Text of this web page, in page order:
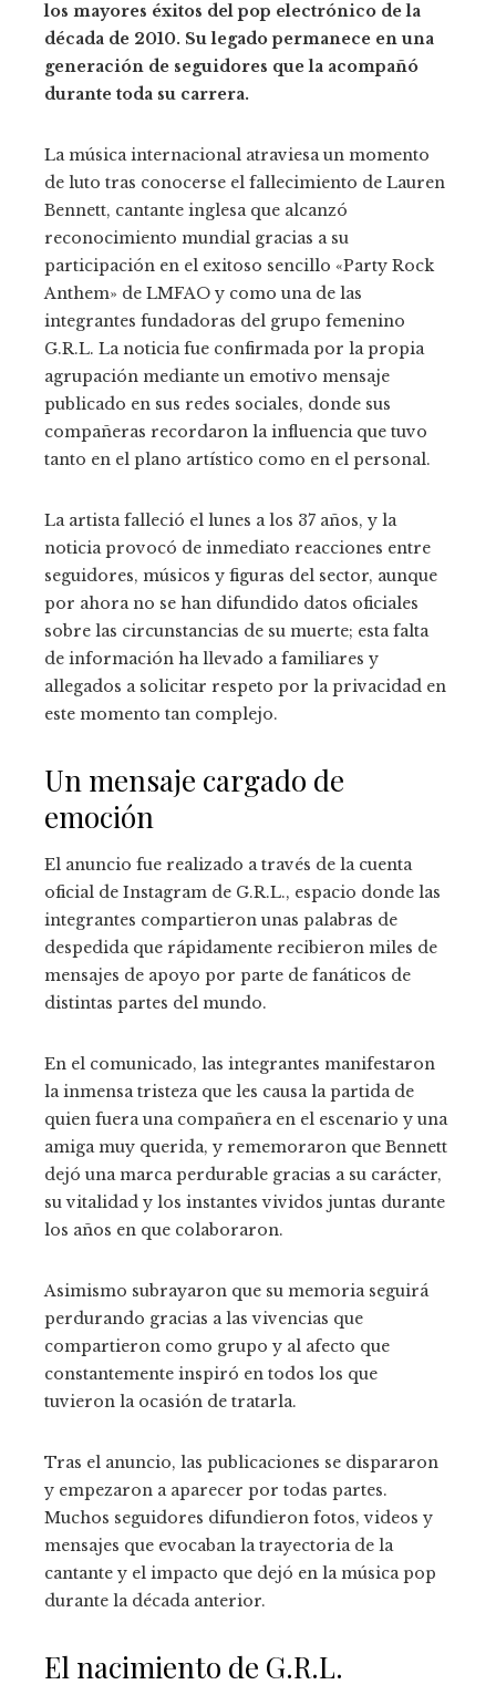
los mayores éxitos del pop electrónico de la
década de 2010. Su legado permanece en una
generación de seguidores que la acompañó
durante toda su carrera.
La música internacional atraviesa un momento
de luto tras conocerse el fallecimiento de Lauren
Bennett, cantante inglesa que alcanzó
reconocimiento mundial gracias a su
participación en el exitoso sencillo «Party Rock
Anthem» de LMFAO y como una de las
integrantes fundadoras del grupo femenino
G.R.L. La noticia fue confirmada por la propia
agrupación mediante un emotivo mensaje
publicado en sus redes sociales, donde sus
compañeras recordaron la influencia que tuvo
tanto en el plano artístico como en el personal.
La artista falleció el lunes a los 37 años, y la
noticia provocó de inmediato reacciones entre
seguidores, músicos y figuras del sector, aunque
por ahora no se han difundido datos oficiales
sobre las circunstancias de su muerte; esta falta
de información ha llevado a familiares y
allegados a solicitar respeto por la privacidad en
este momento tan complejo.
Un mensaje cargado de
emoción
El anuncio fue realizado a través de la cuenta
oficial de Instagram de G.R.L., espacio donde las
integrantes compartieron unas palabras de
despedida que rápidamente recibieron miles de
mensajes de apoyo por parte de fanáticos de
distintas partes del mundo.
En el comunicado, las integrantes manifestaron
la inmensa tristeza que les causa la partida de
quien fuera una compañera en el escenario y una
amiga muy querida, y rememoraron que Bennett
dejó una marca perdurable gracias a su carácter,
su vitalidad y los instantes vividos juntas durante
los años en que colaboraron.
Asimismo subrayaron que su memoria seguirá
perdurando gracias a las vivencias que
compartieron como grupo y al afecto que
constantemente inspiró en todos los que
tuvieron la ocasión de tratarla.
Tras el anuncio, las publicaciones se dispararon
y empezaron a aparecer por todas partes.
Muchos seguidores difundieron fotos, videos y
mensajes que evocaban la trayectoria de la
cantante y el impacto que dejó en la música pop
durante la década anterior.
El nacimiento de G.R.L.